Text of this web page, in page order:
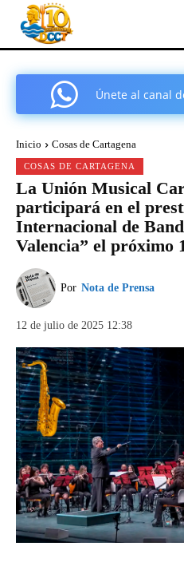
Únete al canal
Inicio Cosas de Cartagena
COSAS DE CARTAGENA
La Unión Musical
participará en el
Internacional de
Valencia” el próximo
Por Nota de Prensa
12 de julio de 2025 12:38